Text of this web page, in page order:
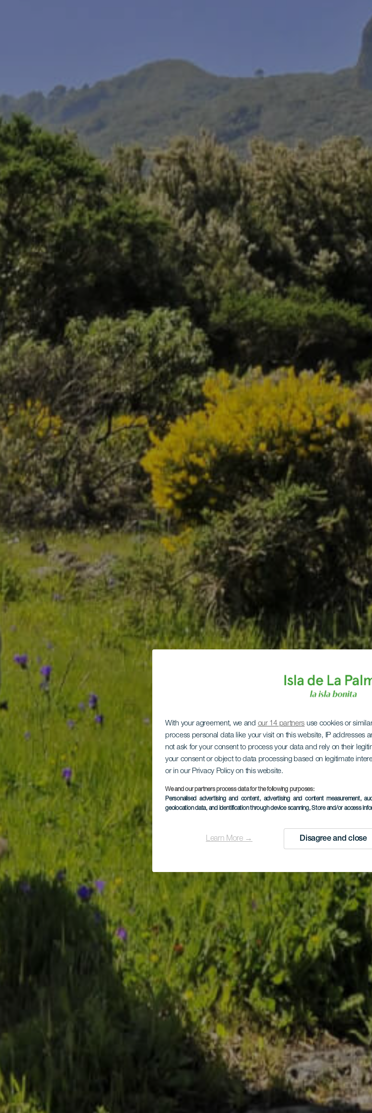
With your agreement, we and our 14 partners use cookies or
process personal data like your visit on this website, IP addresses
not ask for your consent to process your data and rely on their
your consent or object to data processing based on legitimate
or in our Privacy Policy on this website.
We and our partners process data for the following purposes:
Personalised advertising and content, advertising and content measurement,
geolocation data, and identification through device scanning, Store and/or access
Learn More → Disagree and close